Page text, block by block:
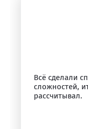
Всё сделали
сложностей,
рассчитывал.